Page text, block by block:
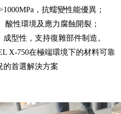
，抗蠕變性能優異；
酸性環境及應力腐蝕開裂；
型性，支持復雜部件制造。
X-750在極端環境下的材料可靠
的首選解決方案